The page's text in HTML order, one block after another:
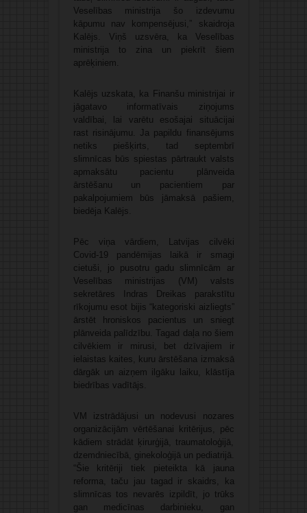
Veselības ministrija šo izdevumu
kāpumu nav kompensējusi,” skaidroja
Kalējs. Viņš uzsvēra, ka Veselības
ministrija to zina un piekrīt šiem
aprēķiniem.
Kalējs uzskata, ka Finanšu ministrijai ir
jāgatavo informatīvais ziņojums
valdībai, lai varētu esošajai situācijai
rast risinājumu. Ja papildu finansējums
netiks piešķirts, tad septembrī
slimnīcas būs spiestas pārtraukt valsts
apmaksātu pacientu plānveida
ārstēšanu un pacientiem par
pakalpojumiem būs jāmaksā pašiem,
biedēja Kalējs.
Pēc viņa vārdiem, Latvijas cilvēki
Covid-19 pandēmijas laikā ir smagi
cietuši, jo pusotru gadu slimnīcām ar
Veselības ministrijas (VM) valsts
sekretāres Indras Dreikas parakstītu
rīkojumu esot bijis “kategoriski aizliegts”
ārstēt hroniskos pacientus un sniegt
plānveida palīdzību. Tagad daļa no šiem
cilvēkiem ir mirusi, bet dzīvajiem ir
ielaistas kaites, kuru ārstēšana izmaksā
dārgāk un aizņem ilgāku laiku, klāstīja
biedrības vadītājs.
VM izstrādājusi un nodevusi nozares
organizācijām vērtēšanai kritērijus, pēc
kādiem strādāt ķirurģijā, traumatoloģijā,
dzemdniecībā, ginekoloģijā un pediatrijā.
“Šie kritēriji tiek pieteikta kā jauna
reforma, taču jau tagad ir skaidrs, ka
slimnīcas tos nevarēs izpildīt, jo trūks
gan medicīnas darbinieku, gan